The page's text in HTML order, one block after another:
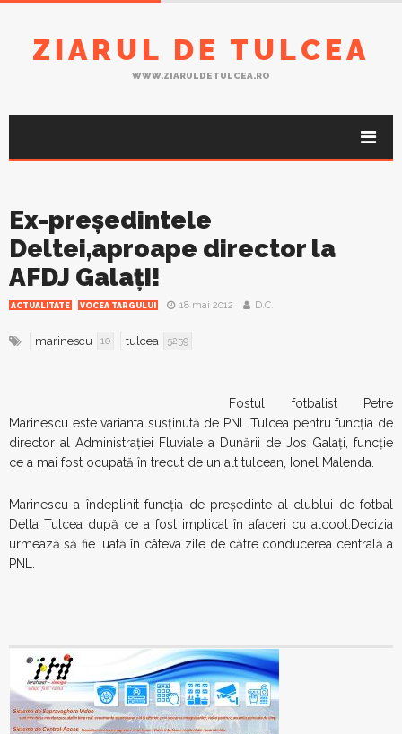
ZIARUL DE TULCEA
WWW.ZIARULDETULCEA.RO
Ex-președintele
Deltei,aproape director la
AFDJ Galați!
ACTUALITATE VOCEA TARGULUI 18 mai 2012 D.C.
marinescu 10 tulcea 5259
Fostul fotbalist Petre
Marinescu este varianta susținută de PNL Tulcea pentru funcția de
director al Administrației Fluviale a Dunării de Jos Galați, funcție
ce a mai fost ocupată în trecut de un alt tulcean, Ionel Malenda.
Marinescu a îndeplinit funcția de președinte al clublui de fotbal
Delta Tulcea după ce a fost implicat în afaceri cu alcool.Decizia
urmează să fie luată în câteva zile de către conducerea centrală a
PNL.